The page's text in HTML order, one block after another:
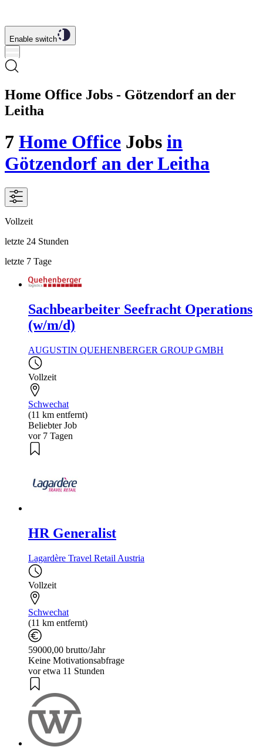
Enable switch
Home Office Jobs - Götzendorf an der
Leitha
7 Home Office Jobs in
Götzendorf an der Leitha
Vollzeit
letzte 24 Stunden
letzte 7 Tage
Sachbearbeiter Seefracht Operations
(w/m/d)
AUGUSTIN QUEHENBERGER GROUP GMBH
Vollzeit
Schwechat
(11 km entfernt)
Beliebter Job
vor 7 Tagen
HR Generalist
Lagardère Travel Retail Austria
Vollzeit
Schwechat
(11 km entfernt)
59000,00 brutto/Jahr
Keine Motivationsabfrage
vor etwa 11 Stunden